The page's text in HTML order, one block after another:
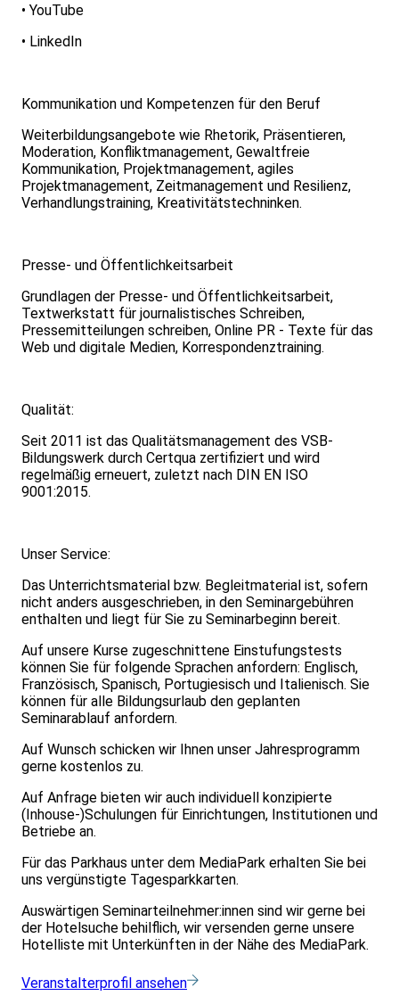
• YouTube
• LinkedIn
Kommunikation und Kompetenzen für den Beruf
Weiterbildungsangebote wie Rhetorik, Präsentieren,
Moderation, Konfliktmanagement, Gewaltfreie
Kommunikation, Projektmanagement, agiles
Projektmanagement, Zeitmanagement und Resilienz,
Verhandlungstraining, Kreativitätstechninken.
Presse- und Öffentlichkeitsarbeit
Grundlagen der Presse- und Öffentlichkeitsarbeit,
Textwerkstatt für journalistisches Schreiben,
Pressemitteilungen schreiben, Online PR - Texte für das
Web und digitale Medien, Korrespondenztraining.
Qualität:
Seit 2011 ist das Qualitätsmanagement des VSB-
Bildungswerk durch Certqua zertifiziert und wird
regelmäßig erneuert, zuletzt nach DIN EN ISO
9001:2015.
Unser Service:
Das Unterrichtsmaterial bzw. Begleitmaterial ist, sofern
nicht anders ausgeschrieben, in den Seminargebühren
enthalten und liegt für Sie zu Seminarbeginn bereit.
Auf unsere Kurse zugeschnittene Einstufungstests
können Sie für folgende Sprachen anfordern: Englisch,
Französisch, Spanisch, Portugiesisch und Italienisch. Sie
können für alle Bildungsurlaub den geplanten
Seminarablauf anfordern.
Auf Wunsch schicken wir Ihnen unser Jahresprogramm
gerne kostenlos zu.
Auf Anfrage bieten wir auch individuell konzipierte
(Inhouse-)Schulungen für Einrichtungen, Institutionen und
Betriebe an.
Für das Parkhaus unter dem MediaPark erhalten Sie bei
uns vergünstigte Tagesparkkarten.
Auswärtigen Seminarteilnehmer:innen sind wir gerne bei
der Hotelsuche behilflich, wir versenden gerne unsere
Hotelliste mit Unterkünften in der Nähe des MediaPark.
Veranstalterprofil ansehen